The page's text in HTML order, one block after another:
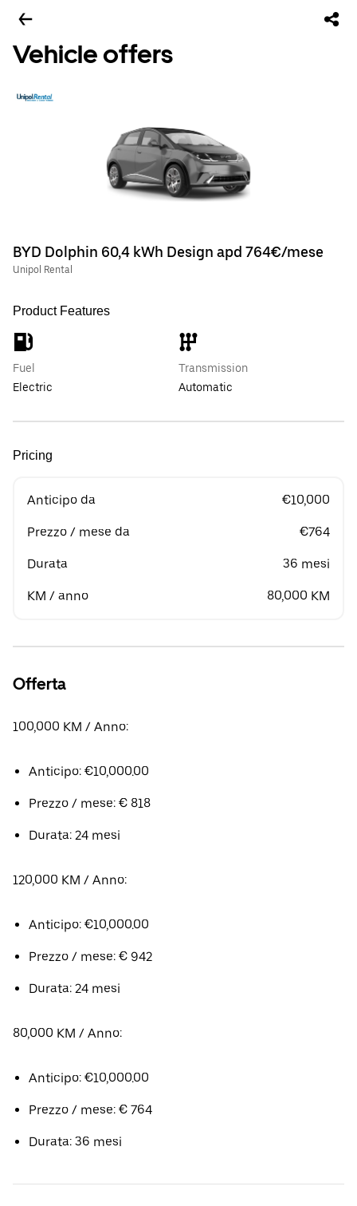
Vehicle offers
BYD Dolphin 60,4 kWh Design apd 764€/mese
Unipol Rental
Product Features
Fuel
Electric
Transmission
Automatic
Pricing
Anticipo da €10,000
Prezzo / mese da €764
Durata 36 mesi
KM / anno 80,000 KM
Offerta
100,000 KM / Anno:
Anticipo: €10,000.00
Prezzo / mese: € 818
Durata: 24 mesi
120,000 KM / Anno:
Anticipo: €10,000.00
Prezzo / mese: € 942
Durata: 24 mesi
80,000 KM / Anno:
Anticipo: €10,000.00
Prezzo / mese: € 764
Durata: 36 mesi